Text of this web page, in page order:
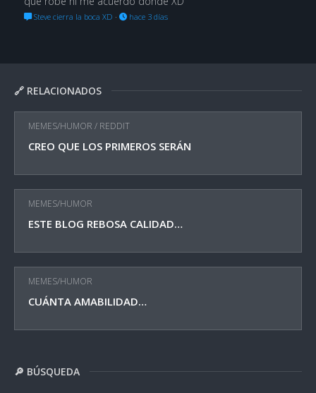
🔗 RELACIONADOS
MEMES/HUMOR / REDDIT
CREO QUE LOS PRIMEROS SERÁN
MEMES/HUMOR
ESTE BLOG REBOSA CALIDAD…
MEMES/HUMOR
CUÁNTA AMABILIDAD…
🔎 BÚSQUEDA
Steve cierra la boca XD · hace 3 días